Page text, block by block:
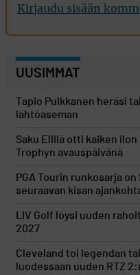
Kirjaudu sisään
UUSIMMAT
Tapio Pulkkanen heräsi
lähtöaseman
Saku Ellilä otti kaiken
Trophyn avauspäivänä
PGA Tourin runkosarja
seuraavan kisan
LIV Golf löysi uuden
2027
Cleveland toi legendan
luodessaan uuden RTZ